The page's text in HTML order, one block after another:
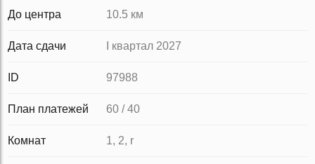
До центра 10.5 км
Дата сдачи I квартал 2027
ID 97988
План платежей 60 / 40
Комнат 1, 2, r